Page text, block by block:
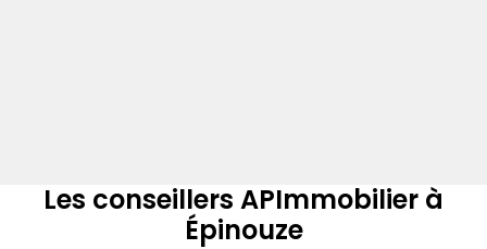
Les conseillers APImmobilier à
Épinouze